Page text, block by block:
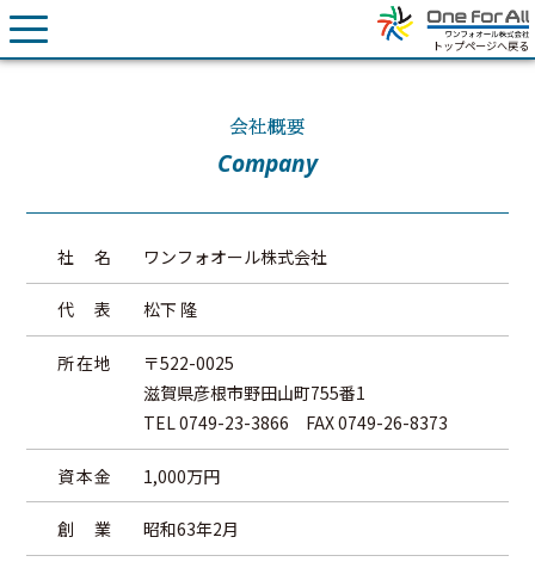
トップページへ戻る
会社概要
Company
社 名 ワンフォオール株式会社
代 表 松下 隆
所在地 〒522-0025
滋賀県彦根市野田山町755番1
TEL0749-23-3866 FAX0749-26-8373
資本金 1,000万円
創 業 昭和63年2月